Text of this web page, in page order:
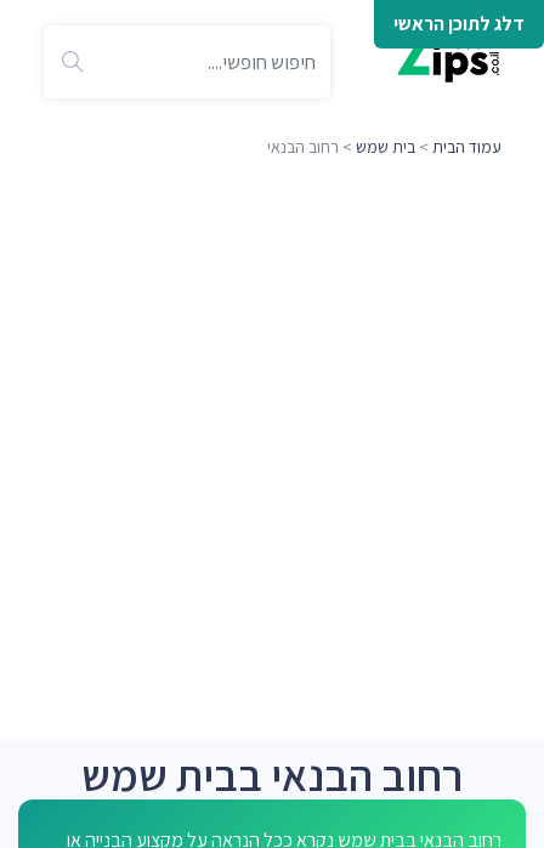
דלג לתוכן הראשי
עמוד הבית > בית שמש > רחוב הבנאי
רחוב הבנאי בבית שמש
רחוב הבנאי בבית שמש נקרא ככל הנראה על מקצוע הבנייה או